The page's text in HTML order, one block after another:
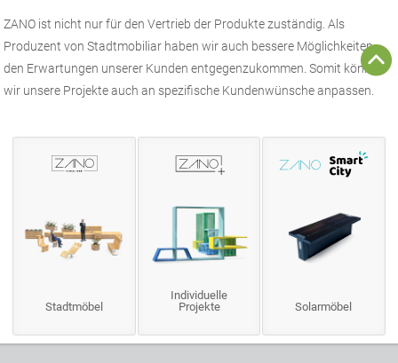
ZANO ist nicht nur für den Vertrieb der Produkte zuständig. Als
Produzent vonStadtmobiliar haben wir auch bessere Möglichkeiten
den Erwartungen unserer Kunden entgegenzukommen. Somit können
wir unsere Projekte auch an spezifische Kundenwünsche anpassen.
Stadtmöbel
Individuelle
Projekte
Solarmöbel